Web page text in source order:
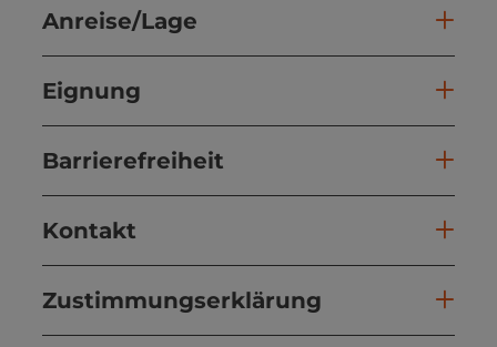
Anreise/Lage
Eignung
Barrierefreiheit
Kontakt
Zustimmungserklärung